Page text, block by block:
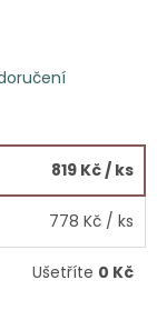
819 Kč / ks
778 Kč / ks
Ušetříte 0 Kč